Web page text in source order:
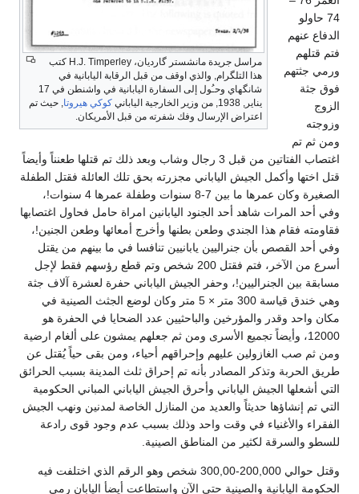
مراسل جريدة مانشستر گارديان، H.J. Timperley كتب
هذا التلگرام, والذي اوقف من قبل الرقابة اليابانية في
شانگهاي وحـُول إلى السفارة اليابانية في واشنطن في 17
يناير, 1938, من وزير الخارجية الياباني
كوكي هيروتا, حيث تم
اعتراض الإرسال وفك شفرته من قبل الأمريكان.
74 حاولو
الدفاع عنهم
فتم قتلهم
ورمي جثتهم
فوق جثة
الزوج
وزوجته
ومن ثم تم
اغتصاب الفتاتين من قبل 3 رجال وشاب وبعد ذلك تم قتلها طعنناً وأيضاً
قتل اختها وأكمل الجيش الياباني مجزرته بحق تلك العائلة فقتل الطفلة
الصغيرة وكان عمرها ما بين 7-8 سنوات وطفلة عمرها 4 سنوات!،
وفي أحد المرات شاهد أحد الجنود اليابانين امراة حامل فحاول اغتصابها
فقاومته فقام هذا الجندي وطعن بطنها وأخرج أمعائها وطعن الجنين!،
وفي أحد القصص بأن جنراليين يابانيين تنافسا في ما بينهم من يقتل
أسرع من الآخر، فتم فقتل 200 شخص وتم قطع رؤسهم فقط لإجل
مسابقة بين الجنراليين!، وحفر الجيش الياباني حفرة لعشرة آلاف جثة
وهي خندق قياسة 300 متر × 5 متر وكان لوضع الجثث الصينية في
مكان واحد وقدر والمؤرخين والباحثيين عدد الضحايا في الحفرة هو
12000، وأيضاً تجميع الأسرى ومن ثم جعلهم يمشون على ألغام ارضية
ومن ثم صب الغازولين عليهم وإحراقهم أحياء، ومن بقى حياً يُقتل عن
طريق الحربة وتذكر المصادر بأنه تم إحراق ثلث المدينة بسبب الحرائق
التي أشعلها الجيش الياباني وأحرق الجيش الياباني المباني الحكومية
التي تم إنشاؤها حديثاً والعديد من المنازل الخاصة لمدنين ونهب الجيش
الفقراء والأغنياء في وقت واحد وذلك بسبب عدم وجود قوى رادعة
للسطو والسرقة لكثير من المناطق الصينية.
وقتل حوالي 200,000-300,00 شخص وهو الرقم الذي اختلفت فيه
الحكومة اليابانية والصينية حتى الآن واستطاعت أيضأ اليابان رمي